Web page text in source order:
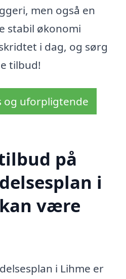
men også en
stabil økonomi
i dag, og sørg
tilbud!
og uforpligtende
på
i
være
i Lihme er